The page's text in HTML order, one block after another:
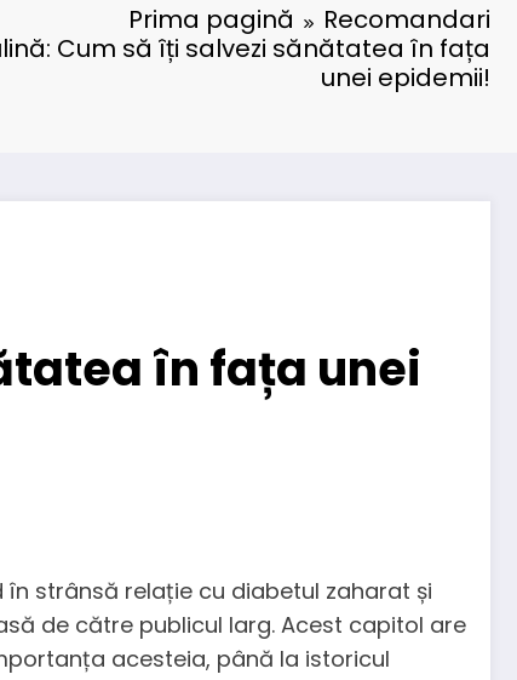
Prima pagină
Recomandari
Cum să îți salvezi sănătatea în fața
unei epidemii!
în fața unei
strânsă relație cu diabetul zaharat și
de către publicul larg. Acest capitol are
acesteia, până la istoricul